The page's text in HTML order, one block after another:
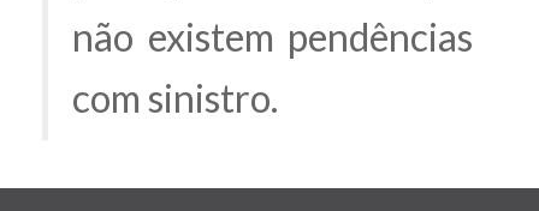
não existem pendências
com sinistro.